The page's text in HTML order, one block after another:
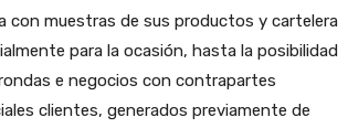
con muestras de sus productos y cartelera
para la ocasión, hasta la posibilidad
e negocios con contrapartes
clientes, generados previamente de